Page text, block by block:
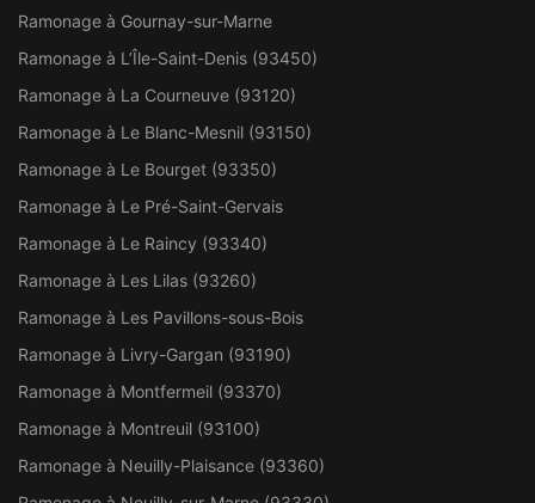
Ramonage à Gournay-sur-Marne
Ramonage à L’Île-Saint-Denis (93450)
Ramonage à La Courneuve (93120)
Ramonage à Le Blanc-Mesnil (93150)
Ramonage à Le Bourget (93350)
Ramonage à Le Pré-Saint-Gervais
Ramonage à Le Raincy (93340)
Ramonage à Les Lilas (93260)
Ramonage à Les Pavillons-sous-Bois
Ramonage à Livry-Gargan (93190)
Ramonage à Montfermeil (93370)
Ramonage à Montreuil (93100)
Ramonage à Neuilly-Plaisance (93360)